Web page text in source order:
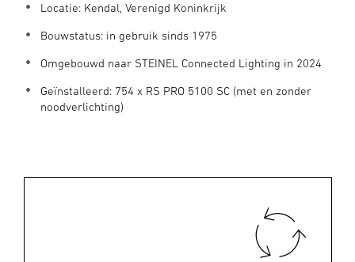
Locatie: Kendal, Verenigd Koninkrijk
Bouwstatus: in gebruik sinds 1975
Omgebouwd naar STEINEL Connected Lighting in 2024
Geïnstalleerd: 754 x RS PRO 5100 SC (met en zonder
noodverlichting)